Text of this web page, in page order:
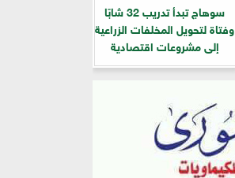
سوهاج تبدأ تدريب 32 شابًا
وفتاة لتحويل المخلفات الزراعية
إلى مشروعات اقتصادية